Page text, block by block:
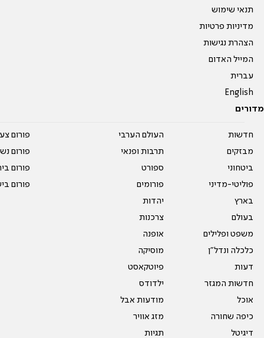
תנאי שימוש
מדיניות פרטיות
הצהרת נגישות
המייל האדום
עברית
English
מדורים
חדשות
מבזקים
ביטחוני
פוליטי-מדיני
בארץ
בעולם
משפט ופלילים
כלכלה ונדל"ן
דעות
חדשות המגזר
אוכל
כיפה שחורה
דיגיטל
העולם הערבי
תרבות ופנאי
ספורט
פורומים
יהדות
צרכנות
אופנה
מוסיקה
פיוטקאסט
ילדודס
מודעות אבל
מזג אוויר
תגיות
פורום
פורום
פורום
פורום